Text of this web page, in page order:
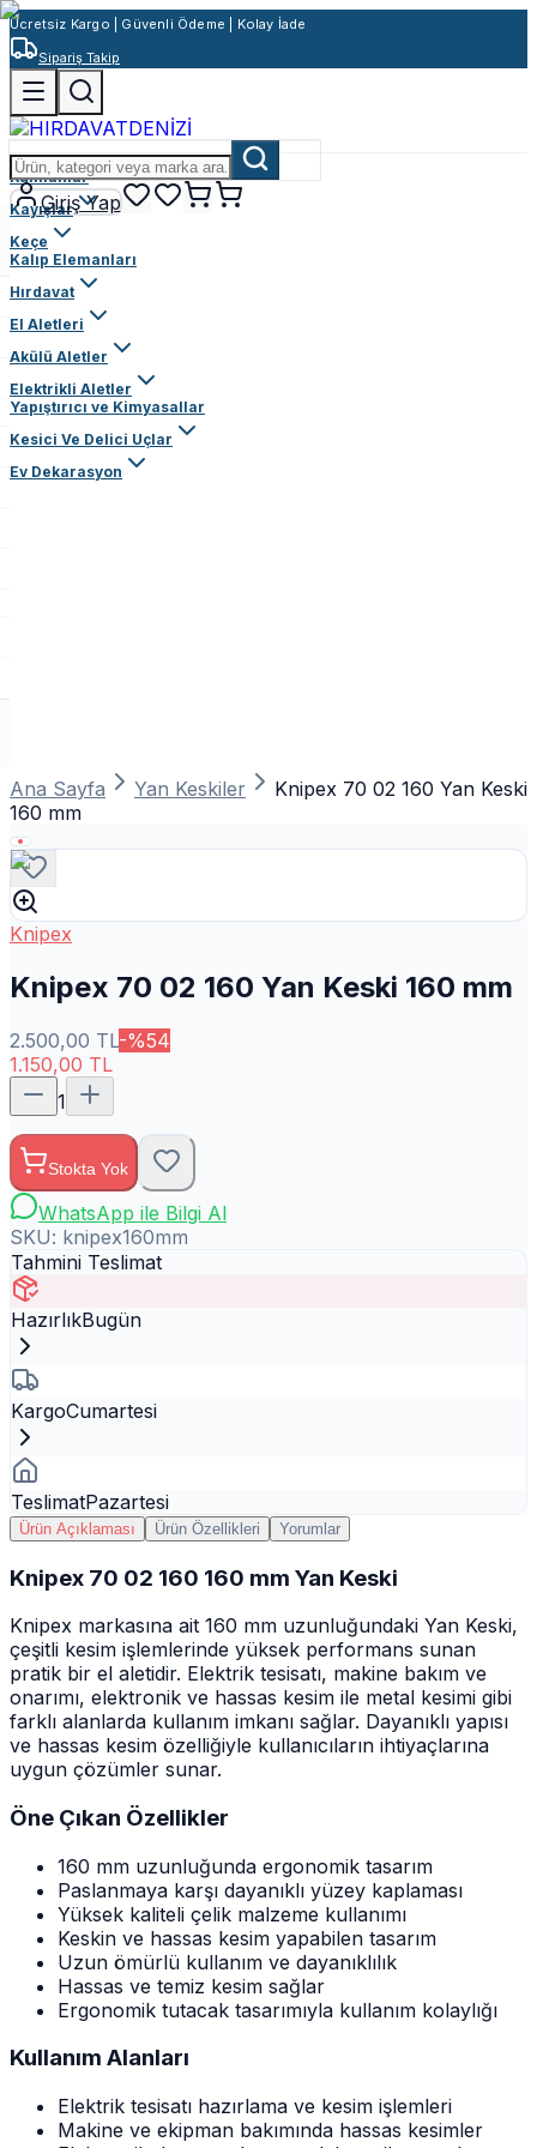
Ücretsiz Kargo | Güvenli Ödeme | Kolay İade
Sipariş Takip
Giriş Yap
Rulmanlar
Kayışlar
Keçe
Kalıp Elemanları
Hırdavat
El Aletleri
Akülü Aletler
Elektrikli Aletler
Yapıştırıcı ve Kimyasallar
Kesici Ve Delici Uçlar
Ev Dekarasyon
Ana Sayfa Yan Keskiler
Knipex 70 02 160 Yan Keski
160 mm
Knipex
Knipex 70 02 160 Yan Keski 160 mm
2.500,00 TL-%54
1.150,00 TL
1
Stokta Yok
WhatsApp ile Bilgi Al
SKU: knipex160mm
Tahmini Teslimat
HazırlıkBugün
KargoCumartesi
TeslimatPazartesi
Ürün Açıklaması Ürün Özellikleri Yorumlar
Knipex 70 02 160 160 mm Yan Keski
Knipex markasına ait 160 mm uzunluğundaki Yan Keski,
çeşitli kesim işlemlerinde yüksek performans sunan
pratik bir el aletidir. Elektrik tesisatı, makine bakım ve
onarımı, elektronik ve hassas kesim ile metal kesimi gibi
farklı alanlarda kullanım imkanı sağlar. Dayanıklı yapısı
ve hassas kesim özelliğiyle kullanıcıların ihtiyaçlarına
uygun çözümler sunar.
Öne Çıkan Özellikler
160 mm uzunluğunda ergonomik tasarım
Paslanmaya karşı dayanıklı yüzey kaplaması
Yüksek kaliteli çelik malzeme kullanımı
Keskin ve hassas kesim yapabilen tasarım
Uzun ömürlü kullanım ve dayanıklılık
Hassas ve temiz kesim sağlar
Ergonomik tutacak tasarımıyla kullanım kolaylığı
Kullanım Alanları
Elektrik tesisatı hazırlama ve kesim işlemleri
Makine ve ekipman bakımında hassas kesimler